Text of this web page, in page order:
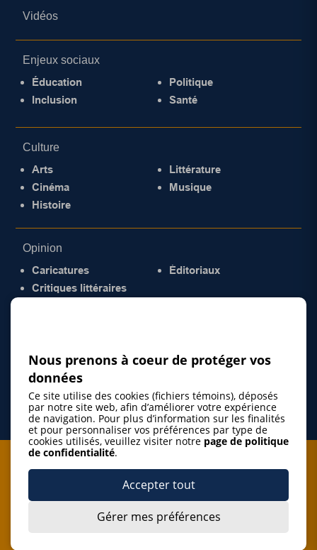
Vidéos
Enjeux sociaux
Éducation
Inclusion
Politique
Santé
Culture
Arts
Cinéma
Histoire
Littérature
Musique
Opinion
Caricatures
Critiques littéraires
Éditoriaux
Je m'abonne à l'infolettre
J’accepte de m’abonner à l’infolettre de La Gazette de la
Nous prenons à coeur de protéger vos
données
Ce site utilise des cookies (fichiers témoins), déposés
par notre site web, afin d’améliorer votre expérience
de navigation. Pour plus d’information sur les finalités
et pour personnaliser vos préférences par type de
cookies utilisés, veuillez visiter notre page de politique
de confidentialité.
Accepter tout
Gérer mes préférences